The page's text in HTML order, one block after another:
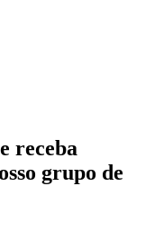
receba
grupo de